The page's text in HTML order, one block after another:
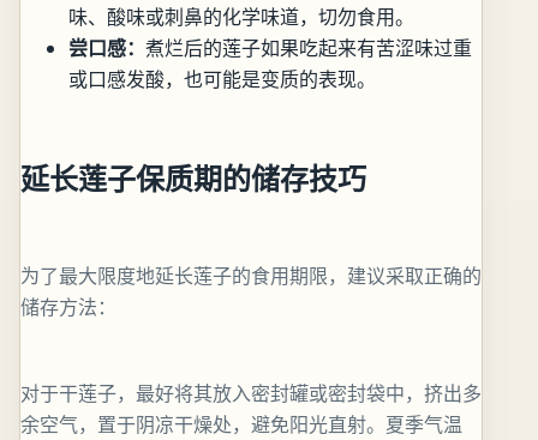
味、酸味或刺鼻的化学味道，切勿食用。
尝口感： 煮烂后的莲子如果吃起来有苦涩味过重
或口感发酸，也可能是变质的表现。
延长莲子保质期的储存技巧
为了最大限度地延长莲子的食用期限，建议采取正确的
储存方法：
对于干莲子，最好将其放入密封罐或密封袋中，挤出多
余空气，置于阴凉干燥处，避免阳光直射。夏季气温